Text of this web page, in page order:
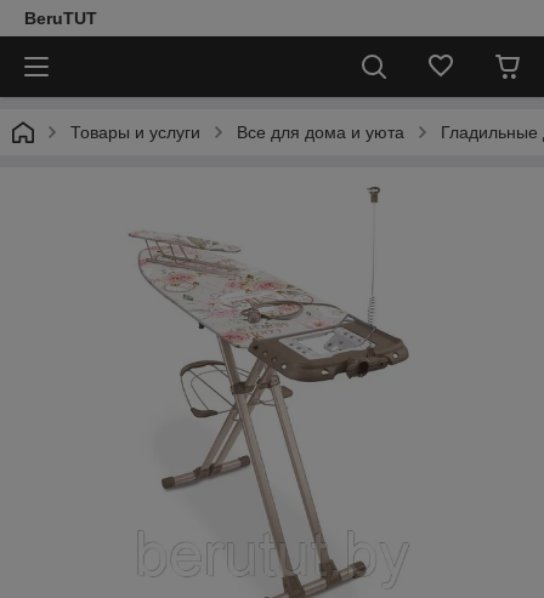
BeruTUT
Товары и услуги Все для дома и уюта Гладильные